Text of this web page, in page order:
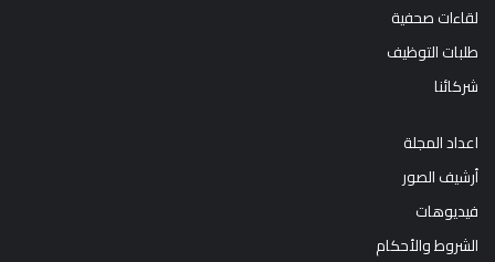
لقاءات صحفية
طلبات التوظيف
شركائنا
اعداد المجلة
أرشيف الصور
فيديوهات
الشروط والأحكام